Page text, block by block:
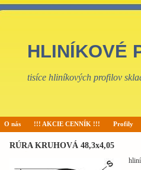
HLINÍKOVÉ
tisíce hliníkových profilov
O nás !!! AKCIE CENNÍK !!! Profily
RÚRA KRUHOVÁ 48,3x4,05